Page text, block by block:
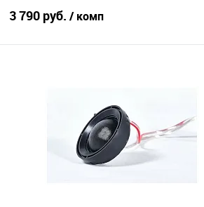
3 790 руб. / комп